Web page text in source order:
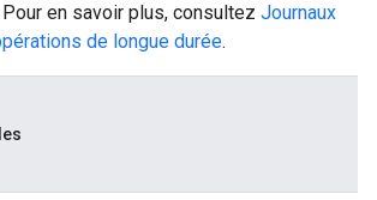
en savoir plus, consultez Journaux
de longue durée.